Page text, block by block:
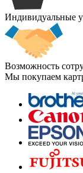
Индивидуальные
Возможность
Мы покупаем